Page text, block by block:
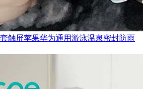
触屏苹果华为通用游泳温泉密封防雨